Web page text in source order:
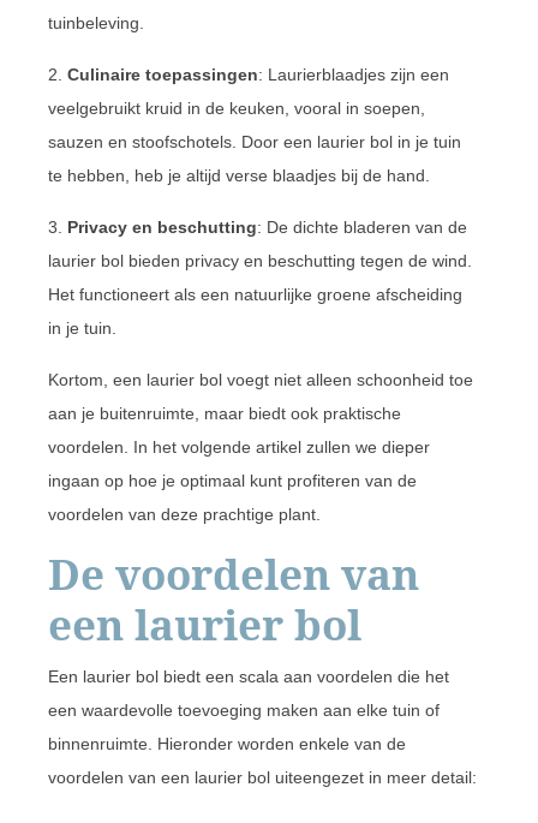
tuinbeleving.
2. Culinaire toepassingen: Laurierblaadjes zijn een
veelgebruikt kruid in de keuken, vooral in soepen,
sauzen en stoofschotels. Door een laurier bol in je tuin
te hebben, heb je altijd verse blaadjes bij de hand.
3. Privacy en beschutting: De dichte bladeren van de
laurier bol bieden privacy en beschutting tegen de wind.
Het functioneert als een natuurlijke groene afscheiding
in je tuin.
Kortom, een laurier bol voegt niet alleen schoonheid toe
aan je buitenruimte, maar biedt ook praktische
voordelen. In het volgende artikel zullen we dieper
ingaan op hoe je optimaal kunt profiteren van de
voordelen van deze prachtige plant.
De voordelen van
een laurier bol
Een laurier bol biedt een scala aan voordelen die het
een waardevolle toevoeging maken aan elke tuin of
binnenruimte. Hieronder worden enkele van de
voordelen van een laurier bol uiteengezet in meer detail: